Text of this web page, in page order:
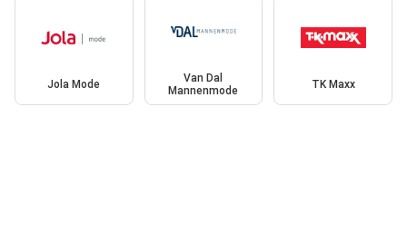
Jola Mode
Van Dal
Mannenmode
TK Maxx